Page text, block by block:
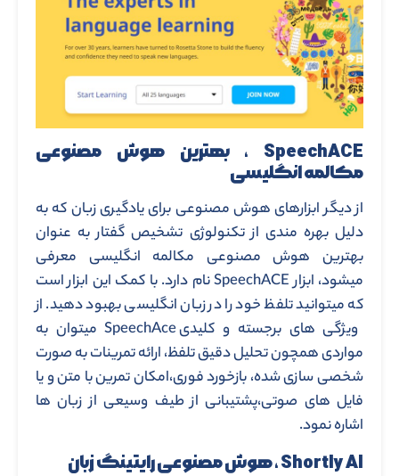
SpeechACE ، بهترین هوش مصنوعی
مکالمه انگلیسی
از دیگر ابزارهای هوش مصنوعی برای یادگیری زبان که به
دلیل بهره مندی از تکنولوژی تشخیص گفتار به عنوان
بهترین هوش مصنوعی مکالمه انگلیسی معرفی
میشود، ابزار SpeechACE نام دارد. با کمک این ابزار است
که میتوانید تلفظ خود را در زبان انگلیسی بهبود دهید. از
ویژگی های برجسته و کلیدی SpeechAce میتوان به
مواردی همچون تحلیل دقیق تلفظ، ارائه تمرینات به صورت
شخصی سازی شده، بازخورد فوری،امکان تمرین با متن و یا
فایل های صوتی،پشتیبانی از طیف وسیعی از زبان ها
اشاره نمود.
Shortly AI ، هوش مصنوعی رایتینگ زبان